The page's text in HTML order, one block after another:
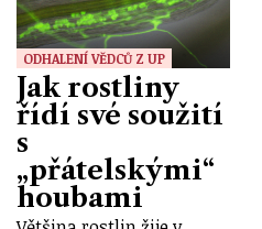
ODHALENÍ VĚDCŮ Z UP
Jak rostliny
řídí své soužití
s
„přátelskými“
houbami